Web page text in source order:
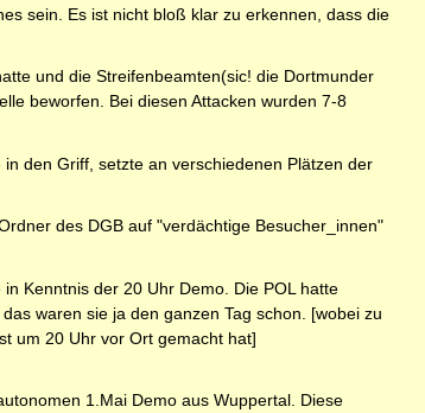
sein. Es ist nicht bloß klar zu erkennen, dass die
und die Streifenbeamten(sic! die Dortmunder
beworfen. Bei diesen Attacken wurden 7-8
den Griff, setzte an verschiedenen Plätzen der
des DGB auf "verdächtige Besucher_innen"
Kenntnis der 20 Uhr Demo. Die POL hatte
waren sie ja den ganzen Tag schon. [wobei zu
um 20 Uhr vor Ort gemacht hat]
1.Mai Demo aus Wuppertal. Diese